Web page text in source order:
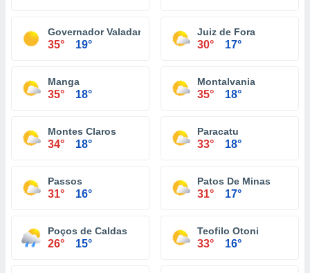
Governador Valadares
35° 19°
Juiz de Fora
30° 17°
Manga
35° 18°
Montalvania
35° 18°
Montes Claros
34° 18°
Paracatu
33° 18°
Passos
31° 16°
Patos De Minas
31° 17°
Poços de Caldas
26° 15°
Teofilo Otoni
33° 16°